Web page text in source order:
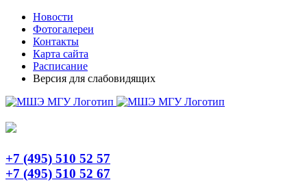
Skip
content
TelegramНовости
Фотогалереи
Контакты
Карта сайта
Расписание
Версия для слабовидящих
+7 (495) 510 52 57
+7 (495) 510 52 67